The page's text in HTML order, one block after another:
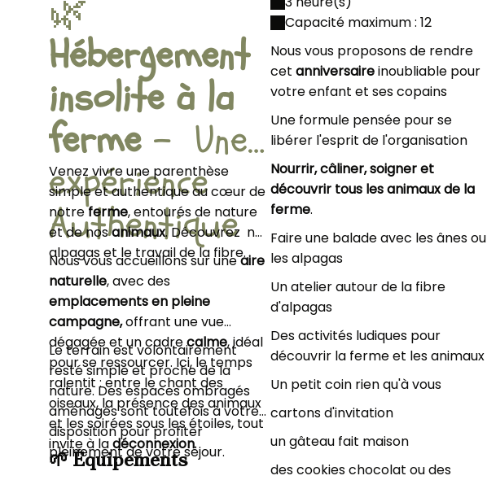
🌿
Hébergement
insolite à la
ferme- Une
expérience
Authentique
Venez vivre une parenthèse
simple et authentique au cœur de
notreferme, entourés de nature
et de nosanimaux. Découvrez nos
alpagas et le travail de la fibre.
Nous vous accueillons sur uneaire
naturelle, avec des
emplacements en pleine
campagne,offrant une vue
dégagée et un cadrecalme, idéal
pour se ressourcer. Ici, le temps
ralentit : entre le chant des
oiseaux, la présence des animaux
et les soirées sous les étoiles, tout
invite à ladéconnexion.
Le terrain est volontairement
resté simple et proche de la
nature. Des espaces ombragés
aménagés sont toutefois à votre
disposition pour profiter
pleinement de votre séjour.
🌱 Équipements
Capacité maximum : 12
Nous vous proposons de rendre
cet anniversaireinoubliable pour
votre enfant et ses copains
Une formule pensée pour se
libérer l'esprit de l'organisation
Nourrir, câliner, soigner et
découvrir tous les animaux de la
ferme.
Faire une balade avec les ânes ou
les alpagas
Un atelier autour de la fibre
d'alpagas
Des activités ludiques pour
découvrir la ferme et les animaux
Un petit coin rien qu'à vous
cartons d'invitation
un gâteau fait maison
des cookies chocolat ou des